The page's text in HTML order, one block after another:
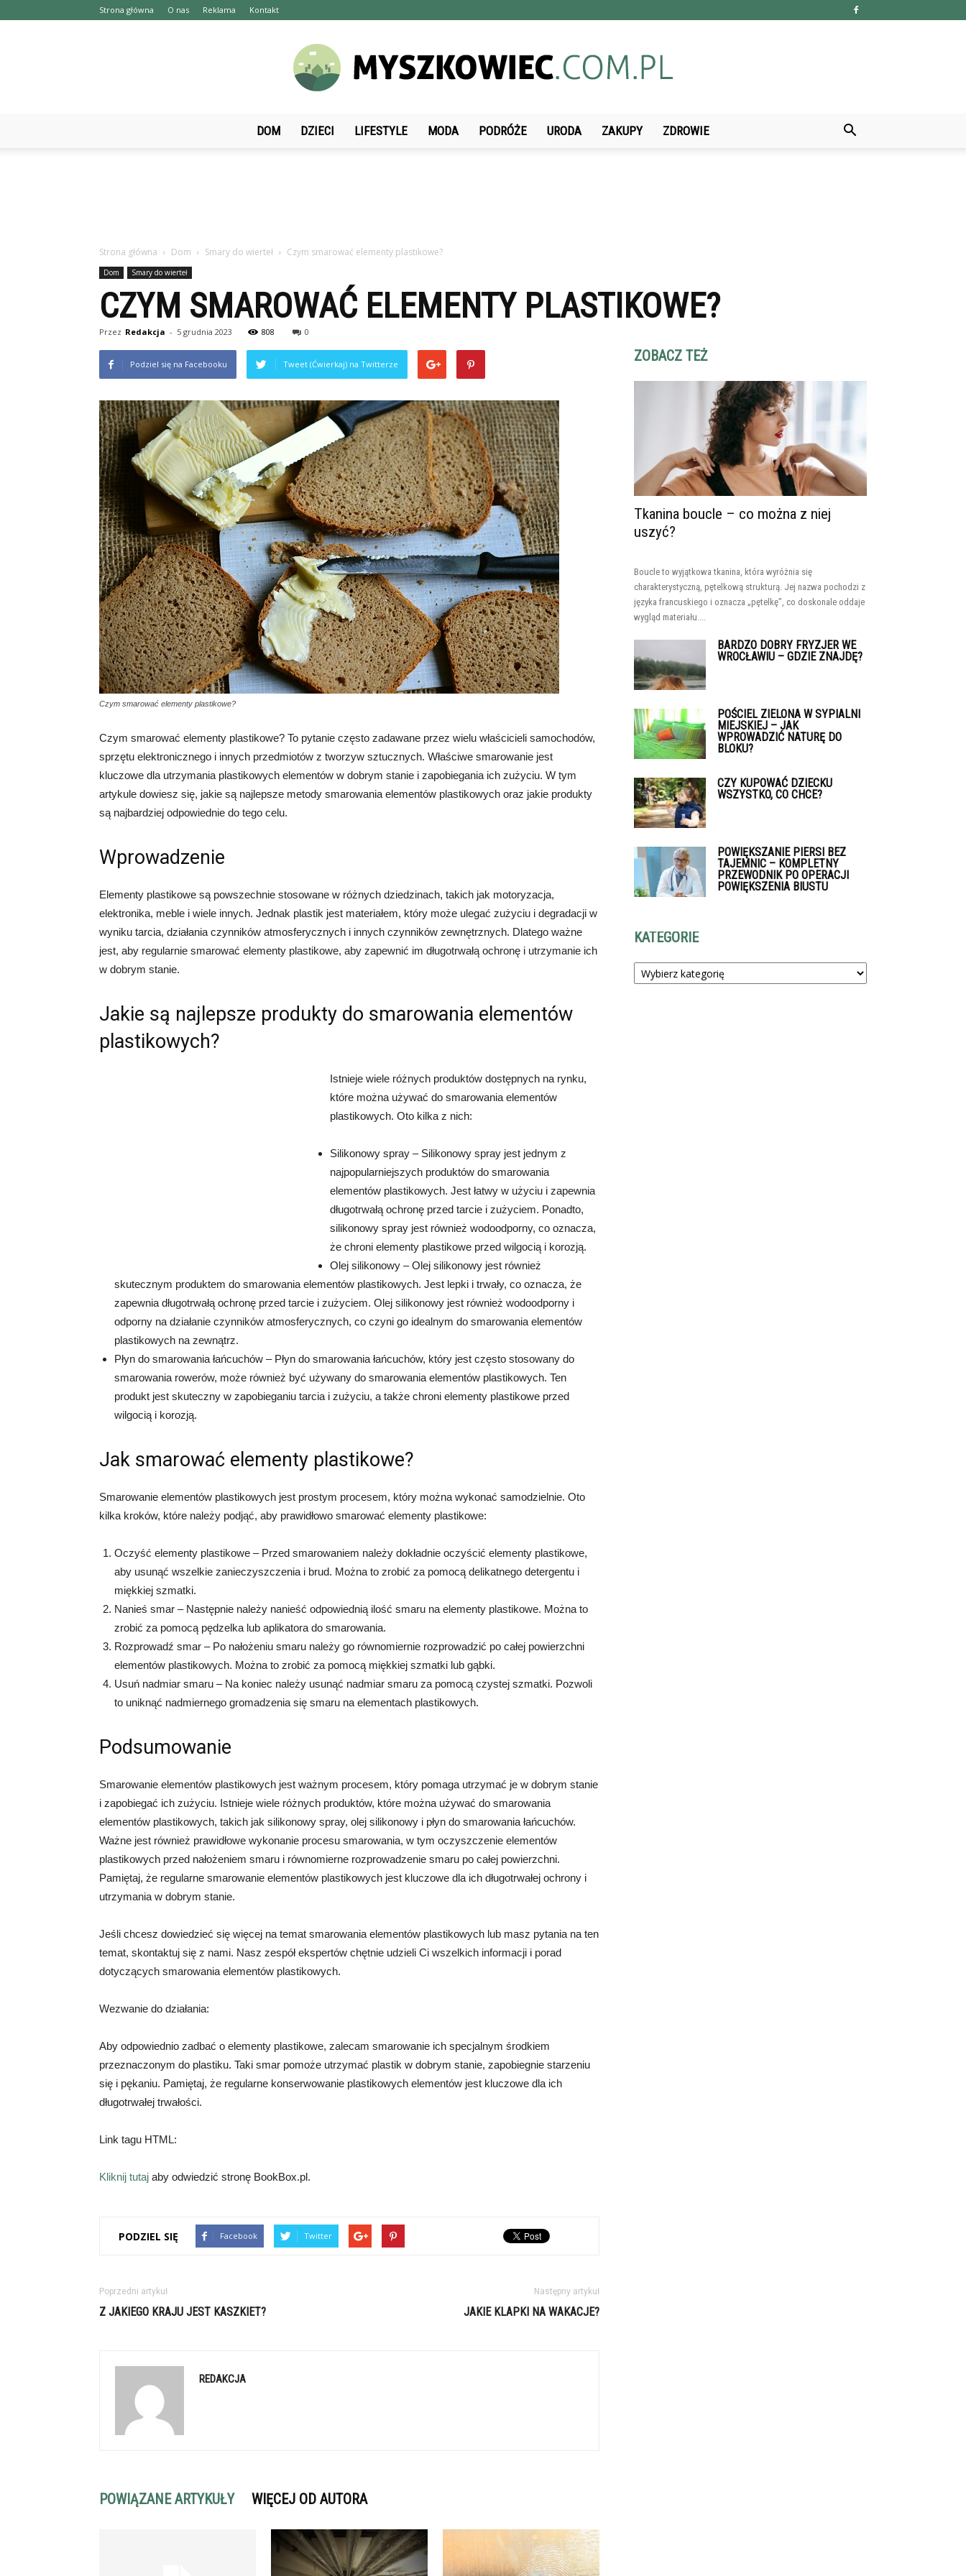
Strona główna O nas Reklama Kontakt
Myszkowiec.com.pl
DOM DZIECI LIFESTYLE MODA PODRÓŻE URODA ZAKUPY ZDROWIE
Strona główna Dom Smary do wierteł Czym smarować elementy plastikowe?
Dom Smary do wierteł
CZYM SMAROWAĆ ELEMENTY PLASTIKOWE?
Przez Redakcja - 5 grudnia 2023 808 0
Podziel się na Facebooku Tweet (Ćwierkaj) na Twitterze
Czym smarować elementy plastikowe?
Czym smarować elementy plastikowe? To pytanie często zadawane przez wielu właścicieli samochodów,
sprzętu elektronicznego i innych przedmiotów z tworzyw sztucznych. Właściwe smarowanie jest
kluczowe dla utrzymania plastikowych elementów w dobrym stanie i zapobiegania ich zużyciu. W tym
artykule dowiesz się, jakie są najlepsze metody smarowania elementów plastikowych oraz jakie produkty
są najbardziej odpowiednie do tego celu.
Wprowadzenie
Elementy plastikowe są powszechnie stosowane w różnych dziedzinach, takich jak motoryzacja,
elektronika, meble i wiele innych. Jednak plastik jest materiałem, który może ulegać zużyciu i degradacji w
wyniku tarcia, działania czynników atmosferycznych i innych czynników zewnętrznych. Dlatego ważne
jest, aby regularnie smarować elementy plastikowe, aby zapewnić im długotrwałą ochronę i utrzymanie ich
w dobrym stanie.
Jakie są najlepsze produkty do smarowania elementów
plastikowych?
Istnieje wiele różnych produktów dostępnych na rynku,
które można używać do smarowania elementów
plastikowych. Oto kilka z nich:
Silikonowy spray – Silikonowy spray jest jednym z
najpopularniejszych produktów do smarowania
elementów plastikowych. Jest łatwy w użyciu i zapewnia
długotrwałą ochronę przed tarcie i zużyciem. Ponadto,
silikonowy spray jest również wodoodporny, co oznacza,
że chroni elementy plastikowe przed wilgocią i korozją.
Olej silikonowy – Olej silikonowy jest również
skutecznym produktem do smarowania elementów plastikowych. Jest lepki i trwały, co oznacza, że
zapewnia długotrwałą ochronę przed tarcie i zużyciem. Olej silikonowy jest również wodoodporny i
odporny na działanie czynników atmosferycznych, co czyni go idealnym do smarowania elementów
plastikowych na zewnątrz.
Płyn do smarowania łańcuchów – Płyn do smarowania łańcuchów, który jest często stosowany do
smarowania rowerów, może również być używany do smarowania elementów plastikowych. Ten
produkt jest skuteczny w zapobieganiu tarcia i zużyciu, a także chroni elementy plastikowe przed
wilgocią i korozją.
Jak smarować elementy plastikowe?
Smarowanie elementów plastikowych jest prostym procesem, który można wykonać samodzielnie. Oto
kilka kroków, które należy podjąć, aby prawidłowo smarować elementy plastikowe:
Oczyść elementy plastikowe – Przed smarowaniem należy dokładnie oczyścić elementy plastikowe,
aby usunąć wszelkie zanieczyszczenia i brud. Można to zrobić za pomocą delikatnego detergentu i
miękkiej szmatki.
Nanieś smar – Następnie należy nanieść odpowiednią ilość smaru na elementy plastikowe. Można to
zrobić za pomocą pędzelka lub aplikatora do smarowania.
Rozprowadź smar – Po nałożeniu smaru należy go równomiernie rozprowadzić po całej powierzchni
elementów plastikowych. Można to zrobić za pomocą miękkiej szmatki lub gąbki.
Usuń nadmiar smaru – Na koniec należy usunąć nadmiar smaru za pomocą czystej szmatki. Pozwoli
to uniknąć nadmiernego gromadzenia się smaru na elementach plastikowych.
Podsumowanie
Smarowanie elementów plastikowych jest ważnym procesem, który pomaga utrzymać je w dobrym stanie
i zapobiegać ich zużyciu. Istnieje wiele różnych produktów, które można używać do smarowania
elementów plastikowych, takich jak silikonowy spray, olej silikonowy i płyn do smarowania łańcuchów.
Ważne jest również prawidłowe wykonanie procesu smarowania, w tym oczyszczenie elementów
plastikowych przed nałożeniem smaru i równomierne rozprowadzenie smaru po całej powierzchni.
Pamiętaj, że regularne smarowanie elementów plastikowych jest kluczowe dla ich długotrwałej ochrony i
utrzymania w dobrym stanie.
Jeśli chcesz dowiedzieć się więcej na temat smarowania elementów plastikowych lub masz pytania na ten
temat, skontaktuj się z nami. Nasz zespół ekspertów chętnie udzieli Ci wszelkich informacji i porad
dotyczących smarowania elementów plastikowych.
Wezwanie do działania:
Aby odpowiednio zadbać o elementy plastikowe, zalecam smarowanie ich specjalnym środkiem
przeznaczonym do plastiku. Taki smar pomoże utrzymać plastik w dobrym stanie, zapobiegnie starzeniu
się i pękaniu. Pamiętaj, że regularne konserwowanie plastikowych elementów jest kluczowe dla ich
długotrwałej trwałości.
Link tagu HTML:
Kliknij tutaj aby odwiedzić stronę BookBox.pl.
PODZIEL SIĘ Facebook Twitter
Poprzedni artykuł
Z JAKIEGO KRAJU JEST KASZKIET?
Następny artykuł
JAKIE KLAPKI NA WAKACJE?
REDAKCJA
POWIĄZANE ARTYKUŁY WIĘCEJ OD AUTORA
ZOBACZ TEŻ
Tkanina boucle – co można z niej
uszyć?
Boucle to wyjątkowa tkanina, która wyróżnia się
charakterystyczną, pętelkową strukturą. Jej nazwa pochodzi z
języka francuskiego i oznacza „pętelkę”, co doskonale oddaje
wygląd materiału....
BARDZO DOBRY FRYZJER WE
WROCŁAWIU – GDZIE ZNAJDĘ?
POŚCIEL ZIELONA W SYPIALNI
MIEJSKIEJ – JAK
WPROWADZIĆ NATURĘ DO
BLOKU?
CZY KUPOWAĆ DZIECKU
WSZYSTKO, CO CHCE?
POWIĘKSZANIE PIERSI BEZ
TAJEMNIC – KOMPLETNY
PRZEWODNIK PO OPERACJI
POWIĘKSZENIA BIUSTU
KATEGORIE
Kategorie